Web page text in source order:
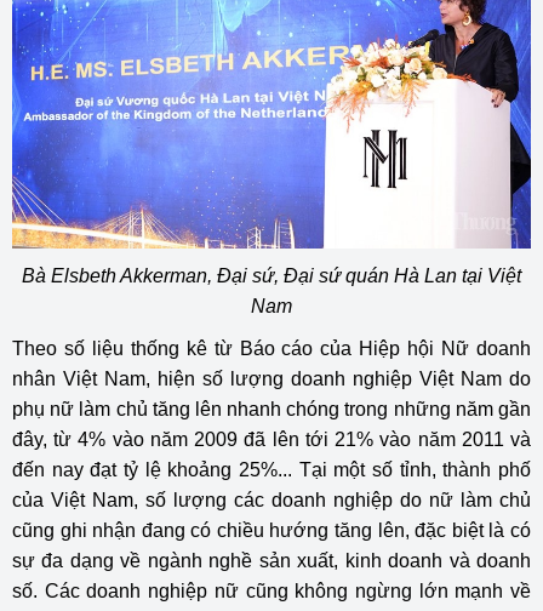
Bà Elsbeth Akkerman, Đại sứ, Đại sứ quán Hà Lan tại Việt
Nam
Theo số liệu thống kê từ Báo cáo của Hiệp hội Nữ doanh
nhân Việt Nam, hiện số lượng doanh nghiệp Việt Nam do
phụ nữ làm chủ tăng lên nhanh chóng trong những năm gần
đây, từ 4% vào năm 2009 đã lên tới 21% vào năm 2011 và
đến nay đạt tỷ lệ khoảng 25%... Tại một số tỉnh, thành phố
của Việt Nam, số lượng các doanh nghiệp do nữ làm chủ
cũng ghi nhận đang có chiều hướng tăng lên, đặc biệt là có
sự đa dạng về ngành nghề sản xuất, kinh doanh và doanh
số. Các doanh nghiệp nữ cũng không ngừng lớn mạnh về